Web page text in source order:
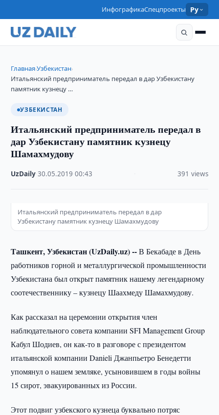
ИнфографикаСпецпроекты Ру
Главная›Узбекистан›
Итальянский предприниматель передал в дар Узбекистану
памятник кузнецу …
УЗБЕКИСТАН
Итальянский предприниматель передал в
дар Узбекистану памятник кузнецу
Шамахмудову
UzDaily ·30.05.2019 ·00:43 391 views
Итальянский предприниматель передал в дар
Узбекистану памятник кузнецу Шамахмудову
Ташкент, Узбекистан (UzDaily.uz) --В Бекабаде в День
работников горной и металлургической промышленности
Узбекистана был открыт памятник нашему легендарному
соотечественнику – кузнецу Шаахмеду Шамахмудову.
Как рассказал на церемонии открытия член
наблюдательного совета компании SFI Management Group
Кабул Шодиев, он как-то в разговоре с президентом
итальянской компании Danieli Джанпьетро Бенедетти
упомянул о нашем земляке, усыновившем в годы войны
15 сирот, эвакуированных из России.
Этот подвиг узбекского кузнеца буквально потряс